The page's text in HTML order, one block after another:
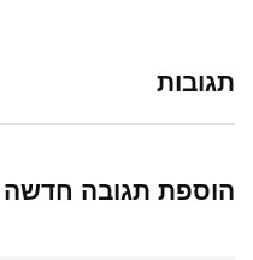
תגובות
הוספת תגובה חדשה